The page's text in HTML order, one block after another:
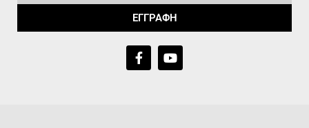
ΕΓΓΡΑΦΗ